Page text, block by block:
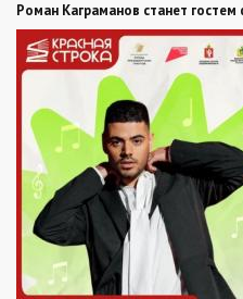
Роман Каграманов станет гостем